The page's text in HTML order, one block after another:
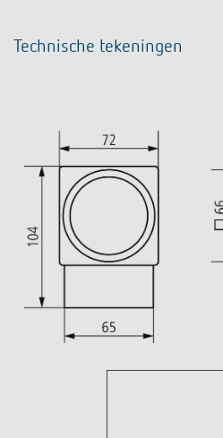
Technische tekeningen